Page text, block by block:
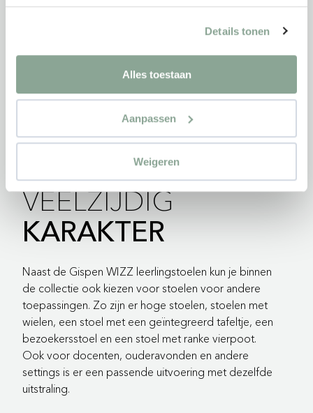
Details tonen
Alles toestaan
Aanpassen
Weigeren
VEELZIJDIG
KARAKTER
Naast de Gispen WIZZ leerlingstoelen kun je binnen
de collectie ook kiezen voor stoelen voor andere
toepassingen. Zo zijn er hoge stoelen, stoelen met
wielen, een stoel met een geïntegreerd tafeltje, een
bezoekersstoel en een stoel met ranke vierpoot.
Ook voor docenten, ouderavonden en andere
settings is er een passende uitvoering met dezelfde
uitstraling.